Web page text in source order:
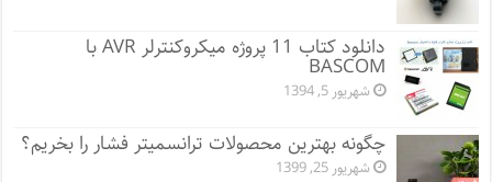
دانلود کتاب 11 پروژه میکروکنترلر AVR با
BASCOM
شهریور 5, 1394
چگونه بهترین محصولات ترانسمیتر فشار را بخریم؟
شهریور 25, 1399